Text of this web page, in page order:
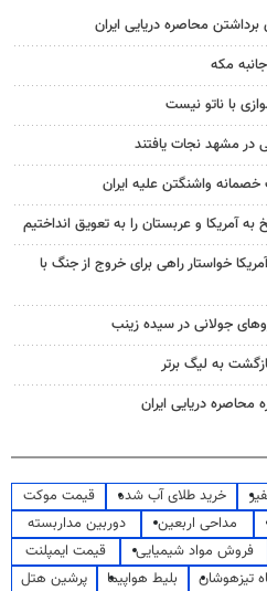
محاصره دریایی ایران
مکه
با ناتو نیست
خصمانه واشنگتن علیه ایران
آمریکا و عربستان را به تعویق انداختیم
خواستار راهی برای خروج از جنگ با
جولانی در سیده زینب
به لیگ برتر
محاصره دریایی ایران
خرید طلای آب شده
قیمت موکت
مداحی اربعین
دوربین مداربسته
فروش مواد شیمیایی
قیمت ایمپلنت
تیزهوشان بلیط هواپیما
پرشین هتل